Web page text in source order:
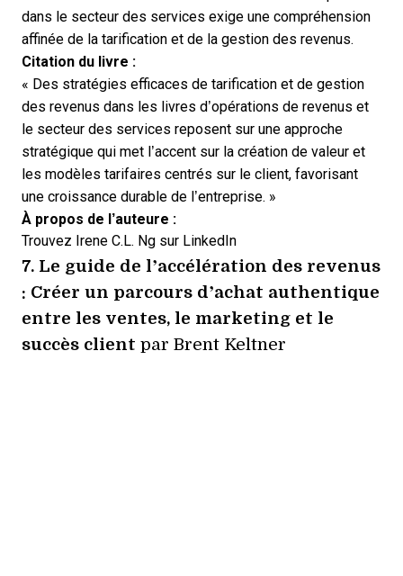
dans le secteur des services exige une compréhension
affinée de la tarification et de la gestion des revenus.
Citation du livre :
« Des stratégies efficaces de tarification et de gestion
des revenus dans les livres d’opérations de revenus et
le secteur des services reposent sur une approche
stratégique qui met l’accent sur la création de valeur et
les modèles tarifaires centrés sur le client, favorisant
une croissance durable de l’entreprise. »
À propos de l’auteure :
Trouvez Irene C.L. Ng sur LinkedIn
7. Le guide de l’accélération des revenus
: Créer un parcours d’achat authentique
entre les ventes, le marketing et le
succès client par Brent Keltner